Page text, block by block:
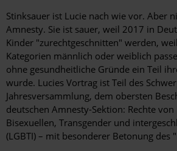
Stinksauer ist Lucie nach wie vor. Aber
Amnesty. Sie ist sauer, weil 2017 in
Kinder "zurechtgeschnitten" werden,
Kategorien männlich oder weiblich
ohne gesundheitliche Gründe ein Teil
wurde. Lucies Vortrag ist Teil des
Jahresversammlung, dem obersten
deutschen Amnesty-Sektion: Rechte von
Bisexuellen, Transgender und
(LGBTI) – mit besonderer Betonung des